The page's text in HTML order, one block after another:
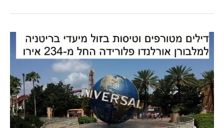
דילים
מטורפים
לאורלנדו
דיסניוורלד
(טיסות
מבריטניה)
החל
מ-234